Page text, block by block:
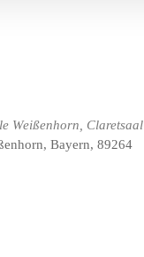
Weißenhorn, Claretsaal
Bayern, 89264